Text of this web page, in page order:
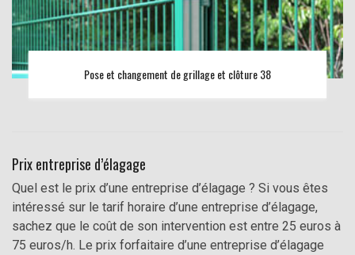
Pose et changement de grillage et clôture 38
Prix entreprise d’élagage
Quel est le prix d’une entreprise d’élagage ? Si vous êtes
intéressé sur le tarif horaire d’une entreprise d’élagage,
sachez que le coût de son intervention est entre 25 euros à
75 euros/h. Le prix forfaitaire d’une entreprise d’élagage